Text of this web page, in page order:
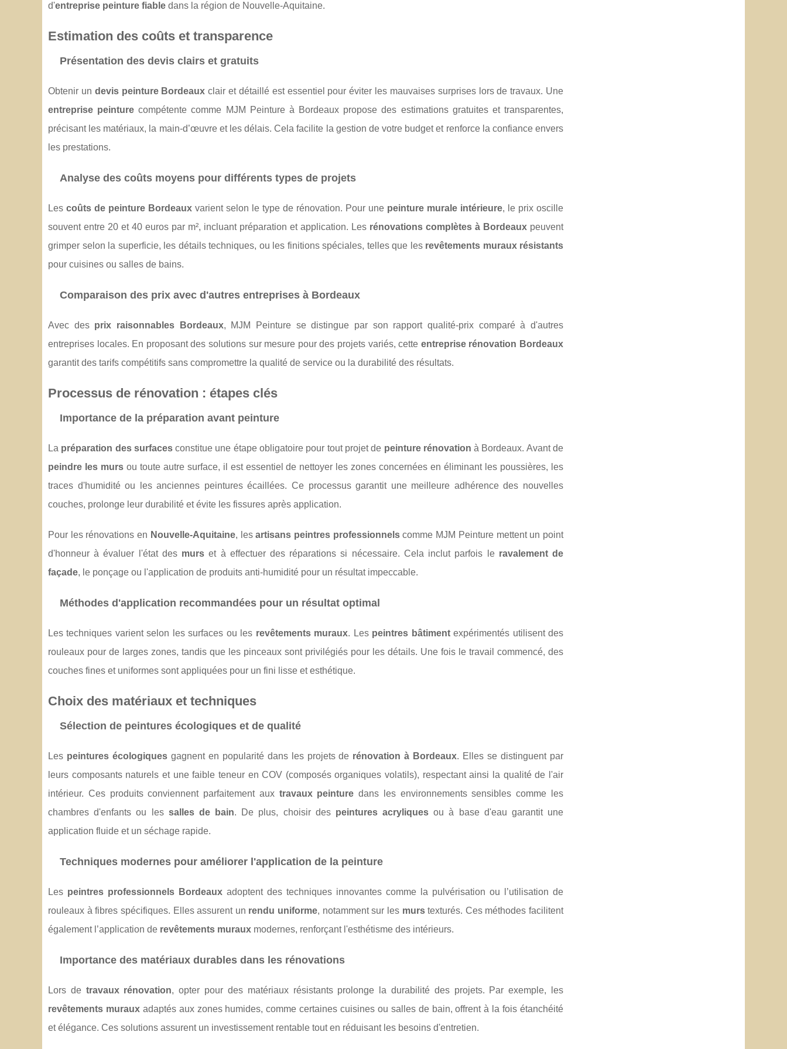
d'entreprise peinture fiable dans la région de Nouvelle-Aquitaine.
Estimation des coûts et transparence
Présentation des devis clairs et gratuits
Obtenir un devis peinture Bordeaux clair et détaillé est essentiel pour éviter les mauvaises surprises lors de travaux. Une
entreprise peinture compétente comme MJM Peinture à Bordeaux propose des estimations gratuites et transparentes,
précisant les matériaux, la main-d’œuvre et les délais. Cela facilite la gestion de votre budget et renforce la confiance envers
les prestations.
Analyse des coûts moyens pour différents types de projets
Les coûts de peinture Bordeaux varient selon le type de rénovation. Pour une peinture murale intérieure, le prix oscille
souvent entre 20 et 40 euros par m², incluant préparation et application. Les rénovations complètes à Bordeaux peuvent
grimper selon la superficie, les détails techniques, ou les finitions spéciales, telles que les revêtements muraux résistants
pour cuisines ou salles de bains.
Comparaison des prix avec d'autres entreprises à Bordeaux
Avec des prix raisonnables Bordeaux, MJM Peinture se distingue par son rapport qualité-prix comparé à d'autres
entreprises locales. En proposant des solutions sur mesure pour des projets variés, cette entreprise rénovation Bordeaux
garantit des tarifs compétitifs sans compromettre la qualité de service ou la durabilité des résultats.
Processus de rénovation : étapes clés
Importance de la préparation avant peinture
La préparation des surfacesconstitue une étape obligatoire pour tout projet de peinture rénovation à Bordeaux. Avant de
peindre les mursou toute autre surface, il est essentiel de nettoyer les zones concernées en éliminant les poussières, les
traces d'humidité ou les anciennes peintures écaillées. Ce processus garantit une meilleure adhérence des nouvelles
couches, prolonge leur durabilité et évite les fissures après application.
Pour les rénovations en Nouvelle-Aquitaine, lesartisans peintres professionnelscomme MJM Peinture mettent un point
d'honneur à évaluer l'état des murs et à effectuer des réparations si nécessaire. Cela inclut parfois le ravalement de
façade, le ponçage ou l'application de produits anti-humidité pour un résultat impeccable.
Méthodes d'application recommandées pour un résultat optimal
Les techniques varient selon les surfaces ou les revêtements muraux. Les peintres bâtimentexpérimentés utilisent des
rouleaux pour de larges zones, tandis que les pinceaux sont privilégiés pour les détails. Une fois le travail commencé, des
couches fines et uniformes sont appliquées pour un fini lisse et esthétique.
Choix des matériaux et techniques
Sélection de peintures écologiques et de qualité
Les peintures écologiquesgagnent en popularité dans les projets de rénovation à Bordeaux. Elles se distinguent par
leurs composants naturels et une faible teneur en COV (composés organiques volatils), respectant ainsi la qualité de l'air
intérieur. Ces produits conviennent parfaitement aux travaux peinture dans les environnements sensibles comme les
chambres d'enfants ou les salles de bain. De plus, choisir des peintures acryliques ou à base d'eau garantit une
application fluide et un séchage rapide.
Techniques modernes pour améliorer l'application de la peinture
Les peintres professionnels Bordeaux adoptent des techniques innovantes comme la pulvérisation ou l’utilisation de
rouleaux à fibres spécifiques. Elles assurent un rendu uniforme, notamment sur les murstexturés. Ces méthodes facilitent
également l’application de revêtements muraux modernes, renforçant l'esthétisme des intérieurs.
Importance des matériaux durables dans les rénovations
Lors de travaux rénovation, opter pour des matériaux résistants prolonge la durabilité des projets. Par exemple, les
revêtements murauxadaptés aux zones humides, comme certaines cuisines ou salles de bain, offrent à la fois étanchéité
et élégance. Ces solutions assurent un investissement rentable tout en réduisant les besoins d'entretien.